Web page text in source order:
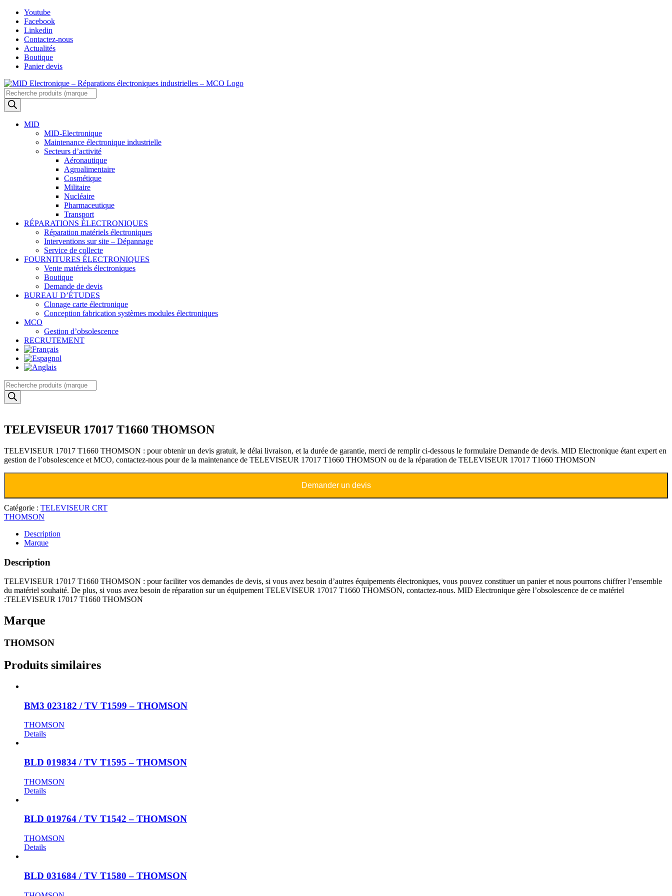
Skip
content
Youtube
Facebook
Linkedin
Contactez-nous
Actualités
Boutique
Panier devis
Recherche
de
produits
MID
MID-Electronique
Maintenance électronique industrielle
Secteurs d’activité
Aéronautique
Agroalimentaire
Cosmétique
Militaire
Nucléaire
Pharmaceutique
Transport
RÉPARATIONS ÉLECTRONIQUES
Réparation matériels électroniques
Interventions sur site – Dépannage
Service de collecte
FOURNITURES ÉLECTRONIQUES
Vente matériels électroniques
Boutique
Demande de devis
BUREAU D’ÉTUDES
Clonage carte électronique
Conception fabrication systèmes modules électroniques
MCO
Gestion d’obsolescence
RECRUTEMENT
Recherche
de
produits
TELEVISEUR 17017 T1660 THOMSON
TELEVISEUR 17017 T1660 THOMSON : pour obtenir un devis gratuit, le délai livraison, et la durée de garantie, merci de remplir ci-dessous le formulaire Demande de devis. MID Electronique étant expert en
gestion de l’obsolescence et MCO, contactez-nous pour de la maintenance de TELEVISEUR 17017 T1660 THOMSON ou de la réparation de TELEVISEUR 17017 T1660 THOMSON
Demander un devis
Catégorie : TELEVISEUR CRT
THOMSON
Description
Marque
Description
TELEVISEUR 17017 T1660 THOMSON : pour faciliter vos demandes de devis, si vous avez besoin d’autres équipements électroniques, vous pouvez constituer un panier et nous pourrons chiffrer l’ensemble
du matériel souhaité. De plus, si vous avez besoin de réparation sur un équipement TELEVISEUR 17017 T1660 THOMSON, contactez-nous. MID Electronique gère l’obsolescence de ce matériel
:TELEVISEUR 17017 T1660 THOMSON
Marque
THOMSON
Produits similaires
BM3 023182 / TV T1599 – THOMSON
THOMSON
Details
BLD 019834 / TV T1595 – THOMSON
THOMSON
Details
BLD 019764 / TV T1542 – THOMSON
THOMSON
Details
BLD 031684 / TV T1580 – THOMSON